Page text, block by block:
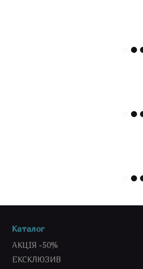
Каталог
АКЦІЯ -50%
ЕКСКЛЮЗИВ